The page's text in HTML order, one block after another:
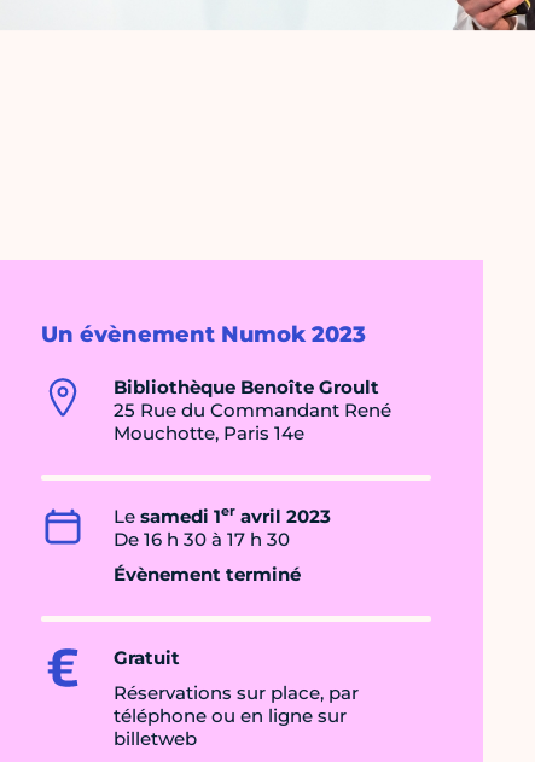
Un évènement Numok 2023
Bibliothèque Benoîte Groult
25 Rue du Commandant René
Mouchotte, Paris 14e
Le samedi 1er avril 2023
De 16 h 30 à 17 h 30
Évènement terminé
Gratuit
Réservations sur place, par
téléphone ou en ligne sur
billetweb